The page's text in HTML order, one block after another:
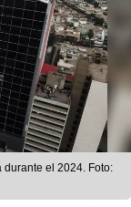
durante el 2024. Foto: